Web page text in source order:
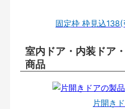
固定枠 枠見込138(
室内ドア・内装ドア
商品
片開き